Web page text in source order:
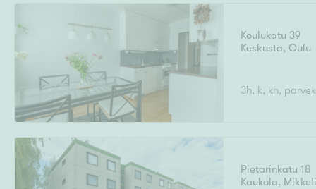
Pinta-ala
Rakennusvuosi
Koulukatu 39
Keskusta, Oulu
3h, k, kh,
Pietarinkatu 18
Kaukola, Mikkeli